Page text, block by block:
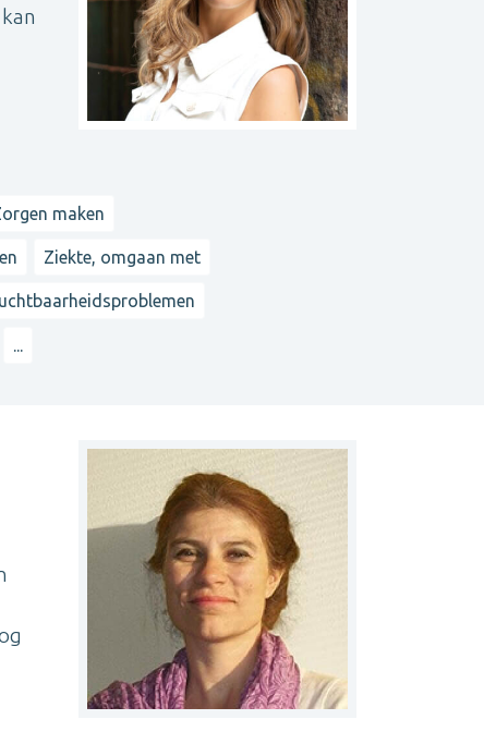
maken
Ziekte, omgaan met
...